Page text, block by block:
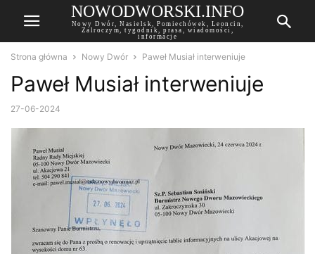
NOWODWORSKI.INFO
Nowy Dwór, Nasielsk, Pomiechówek, Leoncin,
Zalroczym, tygodnik, prasa, wiadomości,
informacje
Strona główna Nowy Dwór Paweł Musiał interweniuje
Paweł Musiał interweniuje
27-06-2024